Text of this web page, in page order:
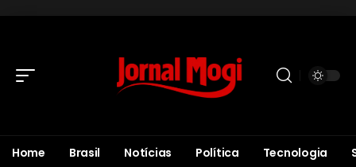
Home Brasil Notícias Política Tecnologia